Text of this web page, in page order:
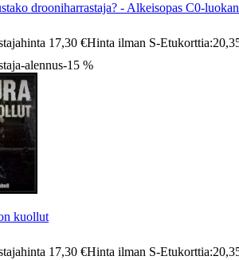
drooniharrastaja? - Alkeisopas C0-
17,30 €Hinta ilman S-Etukorttia:
alennus-15 %
kuollut
17,30 €Hinta ilman S-Etukorttia: